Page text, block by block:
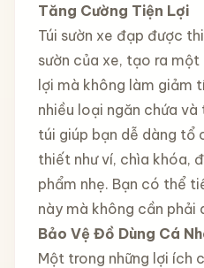
Tăng Cường Tiện Lợi
Túi sườn xe đạp được
sườn của xe, tạo ra
lợi mà không làm giảm
nhiều loại ngăn chứa
túi giúp bạn dễ dàng tổ
thiết như ví, chìa khóa,
phẩm nhẹ. Bạn có thể
này mà không cần phải
Bảo Vệ Đồ Dùng Cá
Một trong những lợi ích